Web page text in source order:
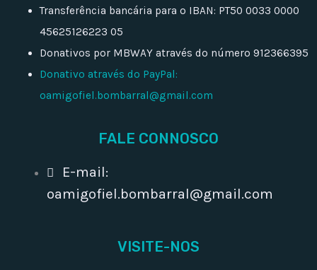
Transferência bancária para o IBAN: PT50 0033 0000
45625126223 05
Donativos por MBWAY através do número 912366395
Donativo através do PayPal:
oamigofiel.bombarral@gmail.com
FALE CONNOSCO
E-mail:
oamigofiel.bombarral@gmail.com
VISITE-NOS